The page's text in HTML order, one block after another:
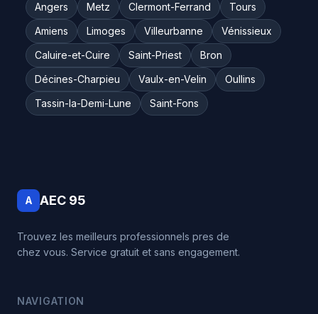
Angers
Metz Clermont-Ferrand
Tours
Amiens
Limoges Villeurbanne
Vénissieux
Caluire-et-Cuire
Saint-Priest
Bron
Décines-Charpieu
Vaulx-en-Velin
Oullins
Tassin-la-Demi-Lune
Saint-Fons
A AEC 95
Trouvez les meilleurs professionnels pres de
chez vous. Service gratuit et sans engagement.
NAVIGATION